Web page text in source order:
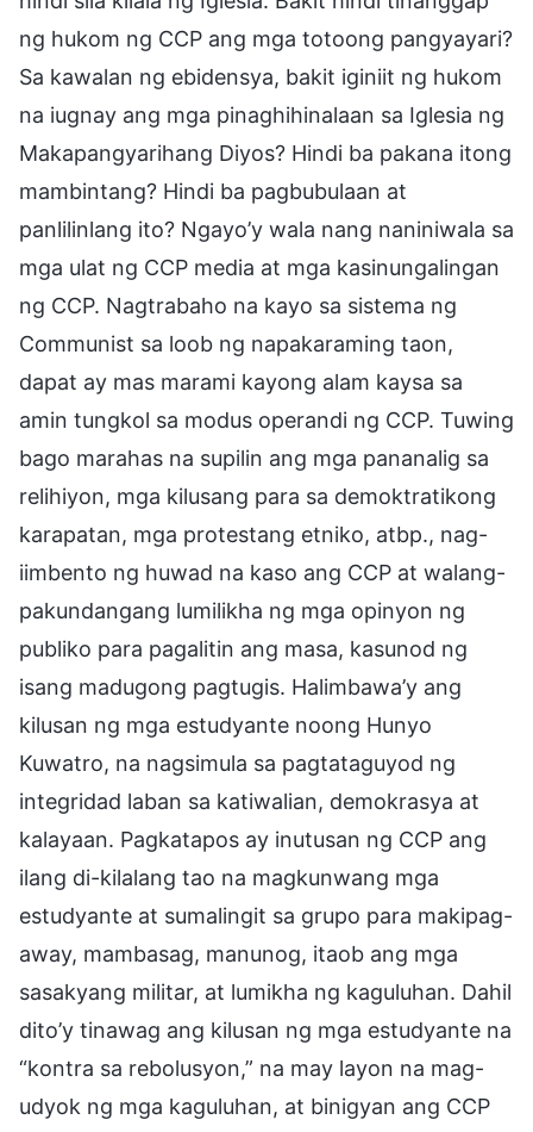
ng hukom ng CCP ang mga totoong pangyayari?
Sa kawalan ng ebidensya, bakit iginiit ng hukom
na iugnay ang mga pinaghihinalaan sa Iglesia ng
Makapangyarihang Diyos? Hindi ba pakana itong
mambintang? Hindi ba pagbubulaan at
panlilinlang ito? Ngayo’y wala nang naniniwala sa
mga ulat ng CCP media at mga kasinungalingan
ng CCP. Nagtrabaho na kayo sa sistema ng
Communist sa loob ng napakaraming taon,
dapat ay mas marami kayong alam kaysa sa
amin tungkol sa modus operandi ng CCP. Tuwing
bago marahas na supilin ang mga pananalig sa
relihiyon, mga kilusang para sa demoktratikong
karapatan, mga protestang etniko, atbp., nag-
iimbento ng huwad na kaso ang CCP at walang-
pakundangang lumilikha ng mga opinyon ng
publiko para pagalitin ang masa, kasunod ng
isang madugong pagtugis. Halimbawa’y ang
kilusan ng mga estudyante noong Hunyo
Kuwatro, na nagsimula sa pagtataguyod ng
integridad laban sa katiwalian, demokrasya at
kalayaan. Pagkatapos ay inutusan ng CCP ang
ilang di-kilalang tao na magkunwang mga
estudyante at sumalingit sa grupo para makipag-
away, mambasag, manunog, itaob ang mga
sasakyang militar, at lumikha ng kaguluhan. Dahil
dito’y tinawag ang kilusan ng mga estudyante na
“kontra sa rebolusyon,” na may layon na mag-
udyok ng mga kaguluhan, at binigyan ang CCP